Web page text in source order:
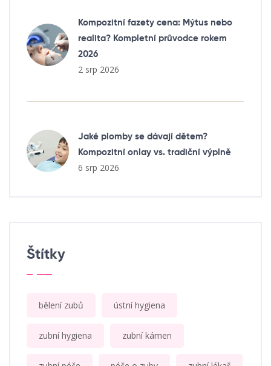
Kompozitní fazety cena: Mýtus nebo
realita? Kompletní průvodce rokem
2026
2 srp 2026
Jaké plomby se dávají dětem?
Kompozitní onlay vs. tradiční výplně
6 srp 2026
Štítky
bělení zubů ústní hygiena
zubní hygiena zubní kámen